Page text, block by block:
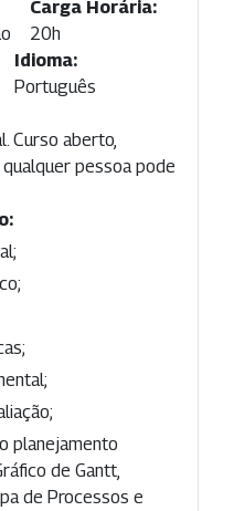
Carga Horária:
20h
Idioma:
Português
Curso aberto,
pessoa pode
planejamento
de Gantt,
de Processos e